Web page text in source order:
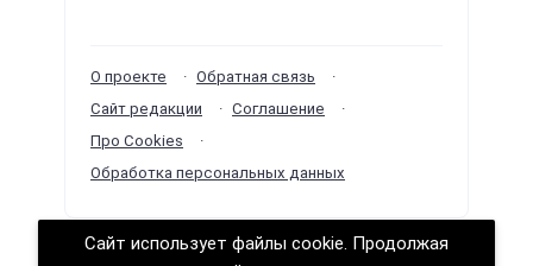
О проекте
Обратная связь
Сайт редакции
Соглашение
Про Cookies
Обработка персональных данных
Сайт использует файлы cookie. Продолжая